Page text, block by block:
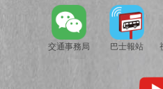
交通事務局 巴士報站